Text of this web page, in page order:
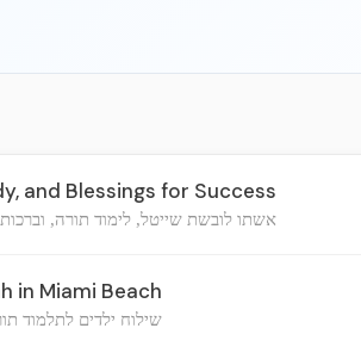
and Blessings for Success
אשתו לובשת שייטל, לימוד תורה,
in Miami Beach
שילוח ילדים לתלמוד